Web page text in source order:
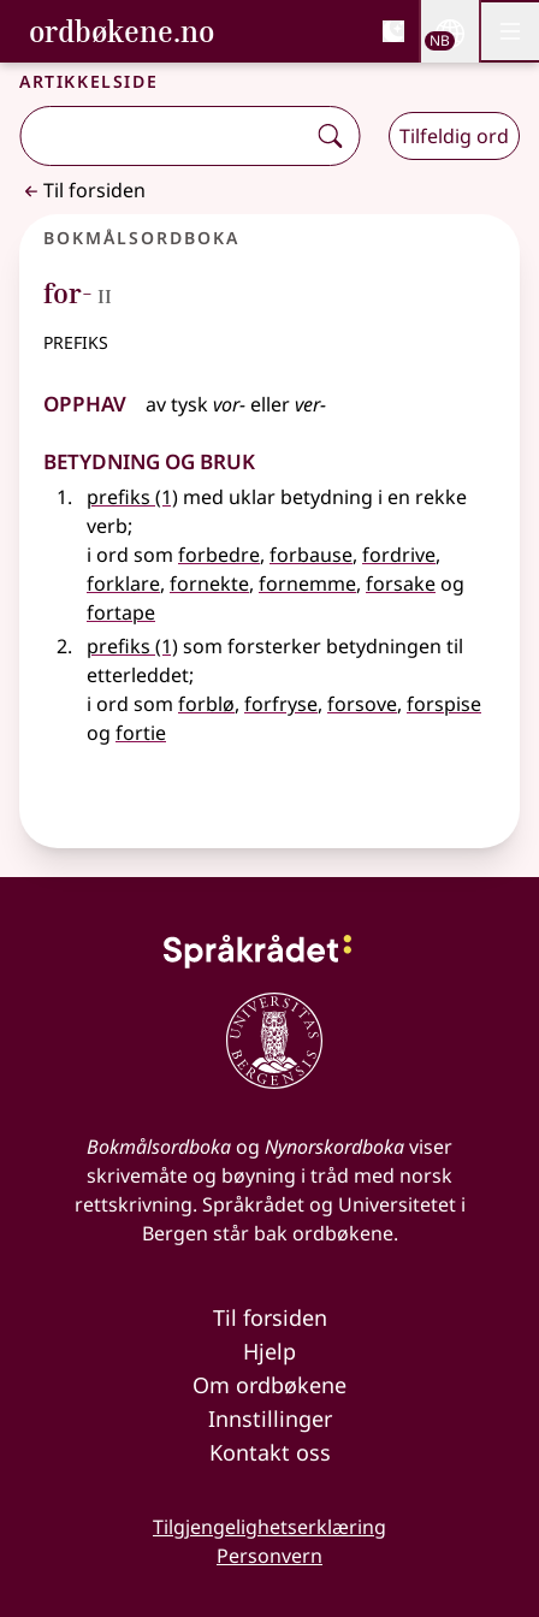
Gå til hovedinnhold
Tilgjengelighet
ordbøkene.no, Bokmålsordboka og
Bokmålsordboka og Nynorskordboka
NB
Artikkelside
Tilfeldig ord
Til forsiden
Bokmålsordboka
for- 2
II
prefiks
Opphav avtyskvor-ellerver-
Betydning og bruk
prefiks (1) med uklar betydning i en rekke
verb;
i ord som forbedre, forbause, fordrive,
forklare, fornekte, fornemme, forsakeog
fortape
prefiks (1)som forsterker betydningen til
etterleddet;
i ord som forblø, forfryse, forsove, forspise
og fortie
Bokmålsordbokaog Nynorskordbokaviser
skrivemåte og bøyning i tråd med norsk
rettskrivning. Språkrådet og Universitetet i
Bergen står bak ordbøkene.
Til forsiden
Hjelp
Om ordbøkene
Innstillinger
Kontakt oss
Tilgjengelighetserklæring
Personvern